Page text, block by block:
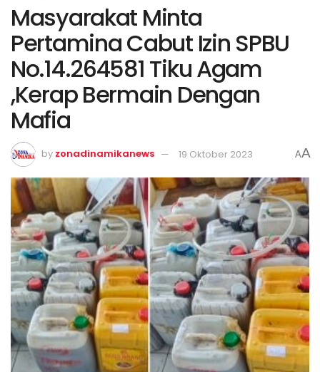
Masyarakat Minta
Pertamina Cabut Izin SPBU
No.14.264581 Tiku Agam
,Kerap Bermain Dengan
Mafia
by zonadinamikanews 19 Oktober 2023 AA